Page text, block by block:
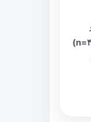
مجموعه داده بزرگ: ELSI-Brasil (برزیل، n=۴,۸۲۵)